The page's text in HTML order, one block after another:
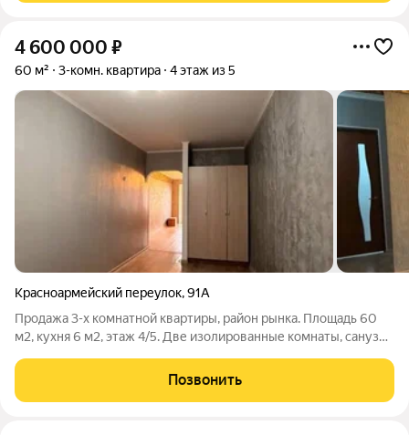
4 600 000 ₽
60 м² 3-комн. квартира 4 этаж из 5
Красноармейский переулок,91А
Продажа 3-х комнатной квартиры, район рынка. Площадь 60
м2, кухня 6 м2, этаж 4/5. Две изолированные комнаты, санузел
косметический ремонт. Установлены счётчики на всё. Акт
302,1
Позвонить